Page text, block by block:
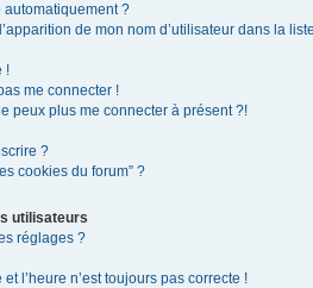
automatiquement ?
de mon nom d’utilisateur dans la
!
me connecter !
peux plus me connecter à présent ?!
?
cookies du forum” ?
utilisateurs
réglages ?
l’heure n’est toujours pas correcte !